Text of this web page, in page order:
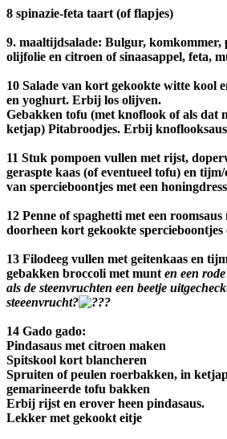
8 spinazie-feta taart (of flapjes)
9. maaltijdsalade: Bulgur, komkommer,
olijfolie en citroen of sinaasappel, feta,
10 Salade van kort gekookte witte kool
en yoghurt. Erbij los olijven.
Gebakken tofu (met knoflook of als dat
ketjap) Pitabroodjes. Erbij
11 Stuk pompoen vullen met rijst,
geraspte kaas (of eventueel tofu) en
van spercieboontjes met een
12 Penne of spaghetti met een
doorheen kort gekookte
13 Filodeeg vullen met geitenkaas en
gebakken broccoli met munt en een
als de steenvruchten een beetje
steeenvrucht?
14 Gado gado:
Pindasaus met citroen maken
Spitskool kort blancheren
Spruiten of peulen roerbakken, in
gemarineerde tofu bakken
Erbij rijst en erover heen pindasaus.
Lekker met gekookt eitje